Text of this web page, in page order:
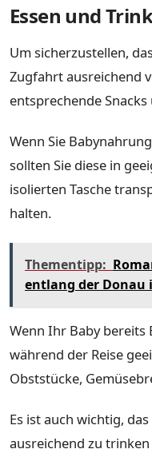
Essen und
Um sicherzustellen,
Zugfahrt ausreichend
entsprechende
Wenn Sie
sollten Sie diese in
isolierten Tasche
halten.
Thementipp:
entlang der Donau
Wenn Ihr Baby bereits
während der Reise
Obststücke,
Es ist auch wichtig,
ausreichend zu